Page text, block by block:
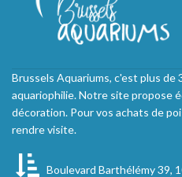
Brussels Aquariums, c'est plus de
aquariophilie. Notre site propose
décoration. Pour vos achats de
rendre visite.
Boulevard Barthélémy 39,